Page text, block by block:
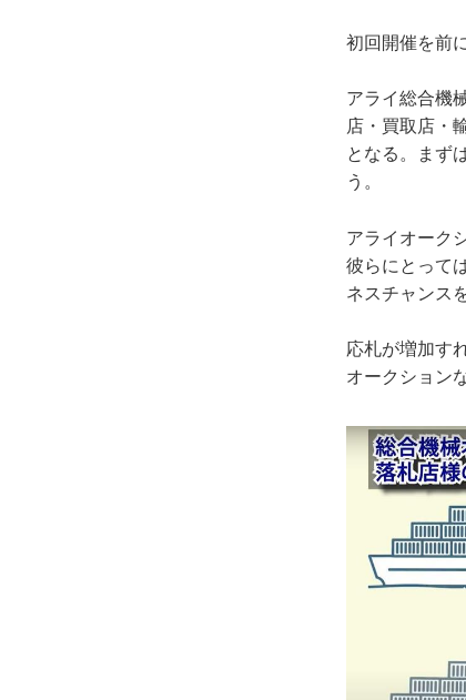
初回開催を前
アライ総合機
店・買取店・
となる。まず
う。
アライオーク
彼らにとって
ネスチャンス
応札が増加す
オークション